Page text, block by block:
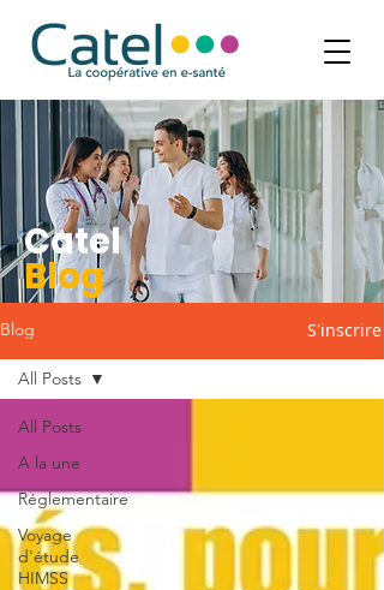
Blog S'inscrire
All Posts
A la une
Réglementaire
Voyage
d'étude
HIMSS
All Posts
Catel
Blog